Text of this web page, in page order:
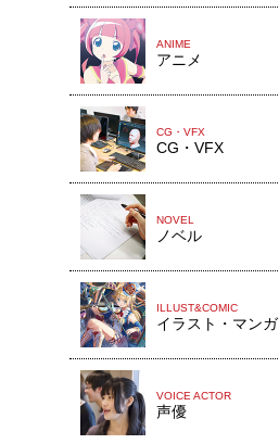
ANIME
アニメ
CG・VFX
CG・VFX
NOVEL
ノベル
ILLUST&COMIC
イラスト・マンガ
VOICE ACTOR
声優